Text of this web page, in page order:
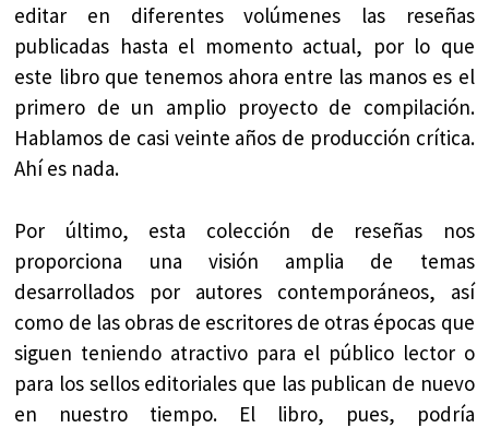
editar en diferentes volúmenes las reseñas
publicadas hasta el momento actual, por lo que
este libro que tenemos ahora entre las manos es el
primero de un amplio proyecto de compilación.
Hablamos de casi veinte años de producción crítica.
Ahí es nada.
Por último, esta colección de reseñas nos
proporciona una visión amplia de temas
desarrollados por autores contemporáneos, así
como de las obras de escritores de otras épocas que
siguen teniendo atractivo para el público lector o
para los sellos editoriales que las publican de nuevo
en nuestro tiempo. El libro, pues, podría